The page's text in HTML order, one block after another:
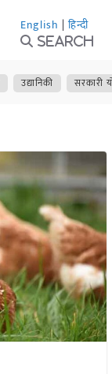
English | हिन्दी
Search
उद्यानिकी सरकारी